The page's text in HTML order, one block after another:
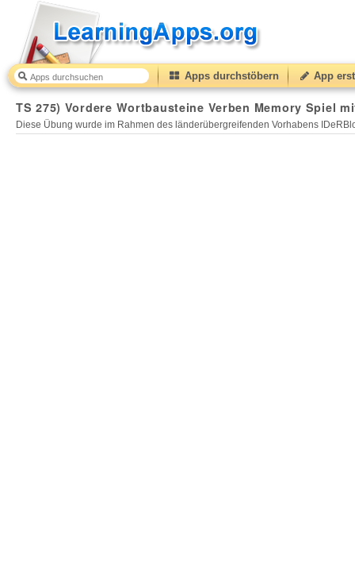
Apps durchstöbern App
TS 275) Vordere Wortbausteine Verben Memory Spiel
Diese Übung wurde im Rahmen des länderübergreifenden Vorhabens